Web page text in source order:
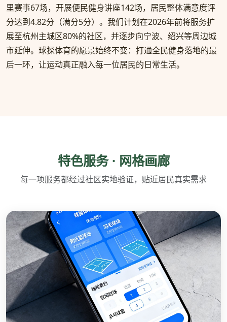
里赛事67场，开展便民健身讲座142场，居民整体满意度评
分达到4.82分（满分5分）。我们计划在2026年前将服务扩
展至杭州主城区80%的社区，并逐步向宁波、绍兴等周边城
市延伸。球探体育的愿景始终不变：打通全民健身落地的最
后一环，让运动真正融入每一位居民的日常生活。
特色服务 · 网格画廊
每一项服务都经过社区实地验证，贴近居民真实需求